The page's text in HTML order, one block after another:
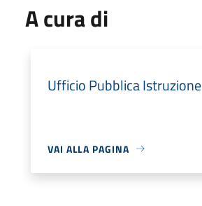
A cura di
Ufficio Pubblica Istruzione
VAI ALLA PAGINA